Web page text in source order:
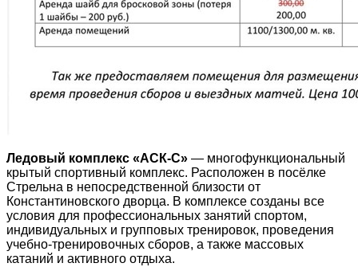
Ледовый комплекс «АСК-С» — многофункциональный
крытый спортивный комплекс. Расположен в посёлке
Стрельна в непосредственной близости от
Константиновского дворца. В комплексе созданы все
условия для профессиональных занятий спортом,
индивидуальных и групповых тренировок, проведения
учебно-тренировочных сборов, а также массовых
катаний и активного отдыха.